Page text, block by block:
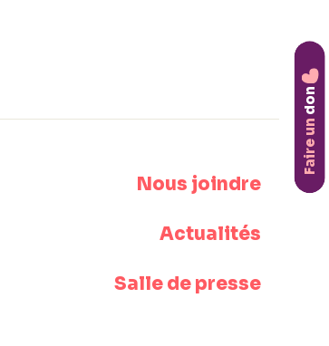
Nous joindre
Actualités
Salle de presse
Faire un
don